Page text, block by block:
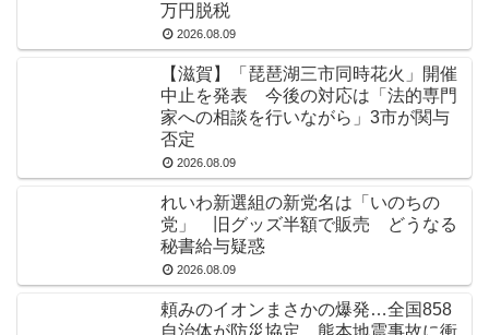
万円脱税
2026.08.09
【滋賀】「琵琶湖三市同時花火」開催
中止を発表 今後の対応は「法的専門
家への相談を行いながら」3市が関与
否定
2026.08.09
れいわ新選組の新党名は「いのちの
党」 旧グッズ半額で販売 どうなる
秘書給与疑惑
2026.08.09
頼みのイオンまさかの爆発…全国858